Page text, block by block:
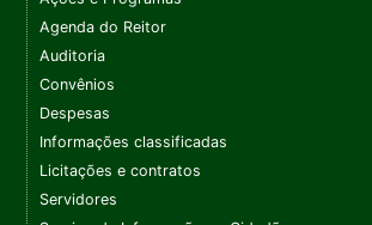
Agenda do Reitor
Auditoria
Convênios
Despesas
Informações classificadas
Licitações e contratos
Servidores